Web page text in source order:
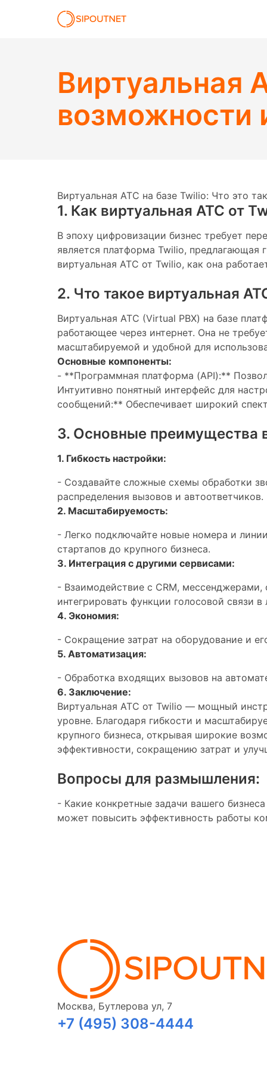
Виртуальная
возможности
Виртуальная АТС на базе Twilio: Что это
1. Как виртуальная АТС от
В эпоху цифровизации бизнес требует
является платформа Twilio,
виртуальная АТС от Twilio, как она
2. Что такое виртуальная
Виртуальная АТС (Virtual PBX) на базе
работающее через интернет. Она не
масштабируемой и удобной для
Основные компоненты:
- **Программная платформа (API):**
Интуитивно понятный интерфейс для
сообщений:** Обеспечивает широкий
3. Основные преимущества
1. Гибкость настройки:
- Создавайте сложные схемы обработки
распределения вызовов и автоответчиков.
2. Масштабируемость:
- Легко подключайте новые номера и
стартапов до крупного бизнеса.
3. Интеграция с другими сервисами:
- Взаимодействие с CRM,
интегрировать функции голосовой связи
4. Экономия:
- Сокращение затрат на оборудование и
5. Автоматизация:
- Обработка входящих вызовов на
6. Заключение:
Виртуальная АТС от Twilio — мощный
уровне. Благодаря гибкости и
крупного бизнеса, открывая широкие
эффективности, сокращению затрат и
Вопросы для размышления:
- Какие конкретные задачи вашего
может повысить эффективность работы
Москва, Бутлерова ул, 7
+7 (495) 308-4444